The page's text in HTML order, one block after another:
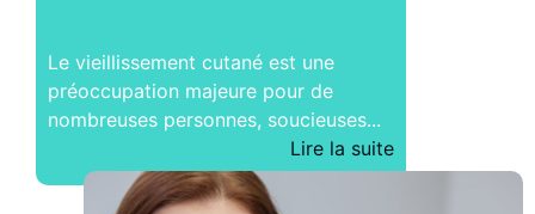
Le vieillissement cutané est une
préoccupation majeure pour de
nombreuses personnes, soucieuses...
Lire la suite